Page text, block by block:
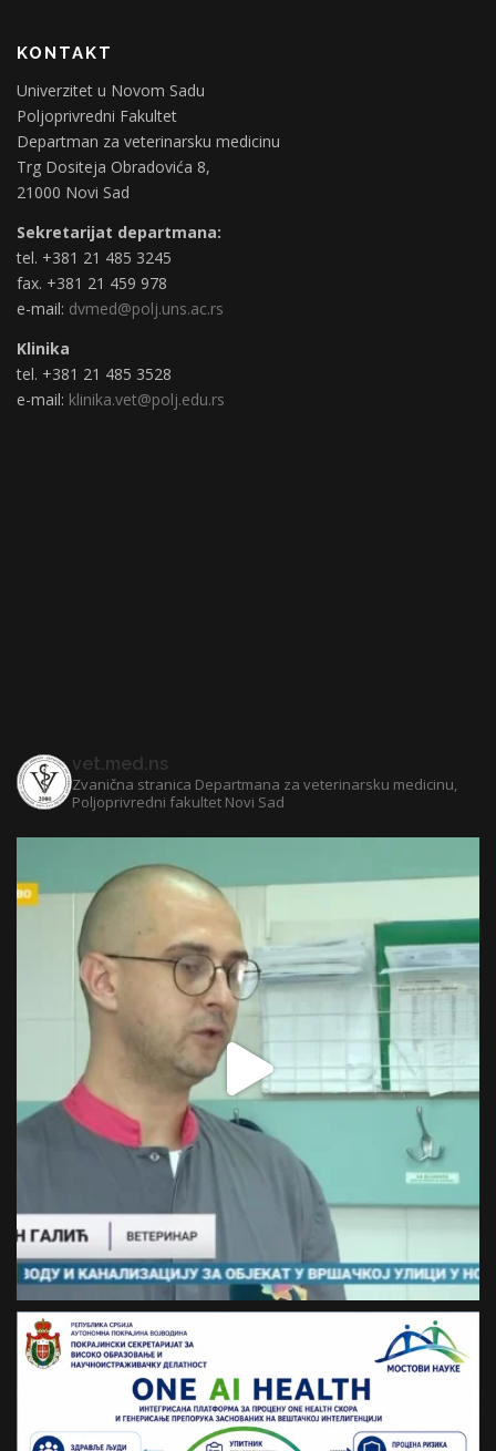
KONTAKT
Univerzitet u Novom Sadu
Poljoprivredni Fakultet
Departman za veterinarsku medicinu
Trg Dositeja Obradovića 8,
21000 Novi Sad
Sekretarijat departmana:
tel. +381 21 485 3245
fax. +381 21 459 978
e-mail: dvmed@polj.uns.ac.rs
Klinika
tel. +381 21 485 3528
e-mail: klinika.vet@polj.edu.rs
vet.med.ns
Zvanična stranica Departmana za veterinarsku medicinu,
Poljoprivredni fakultet Novi Sad